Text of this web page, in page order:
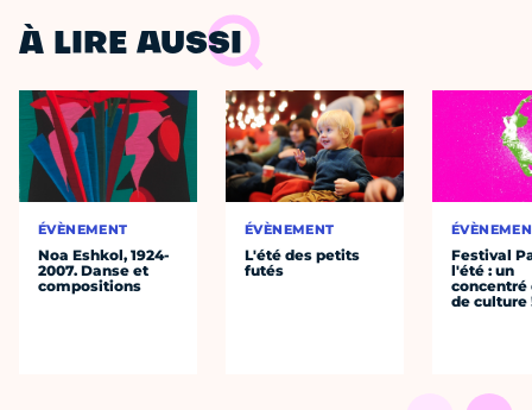
À LIRE AUSSI
ÉVÈNEMENT
Noa Eshkol, 1924-
2007. Danse et
compositions
ÉVÈNEMENT
L'été des petits
futés
Festival
l'été : un
concentré
de culture